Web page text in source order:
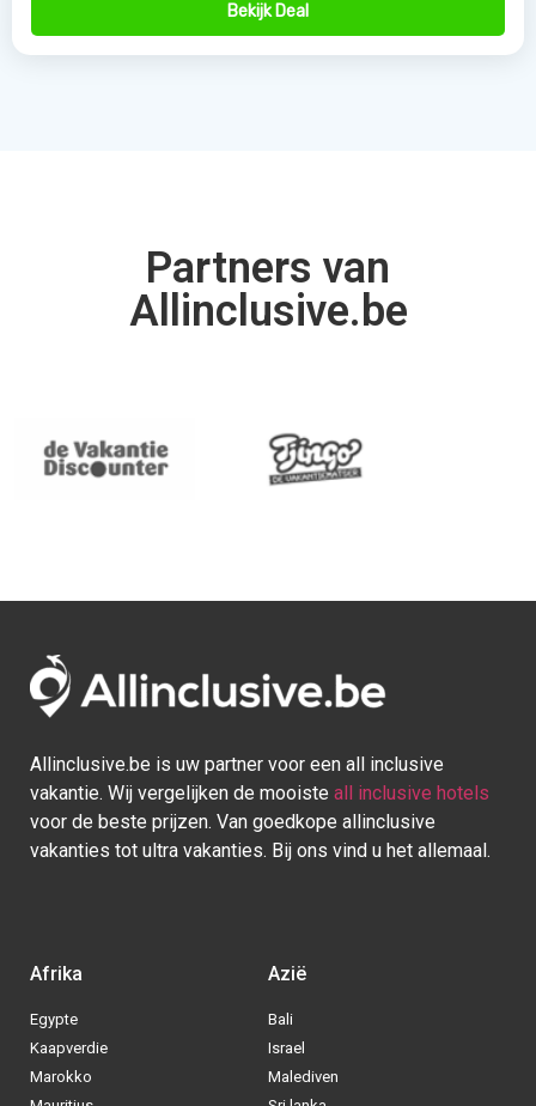
Bekijk Deal
Partners van
Allinclusive.be
Allinclusive.be is uw partner voor een all inclusive
vakantie. Wij vergelijken de mooiste all inclusive hotels
voor de beste prijzen. Van goedkope allinclusive
vakanties tot ultra vakanties. Bij ons vind u het allemaal.
Afrika
Egypte
Kaapverdie
Marokko
Azië
Bali
Israel
Malediven